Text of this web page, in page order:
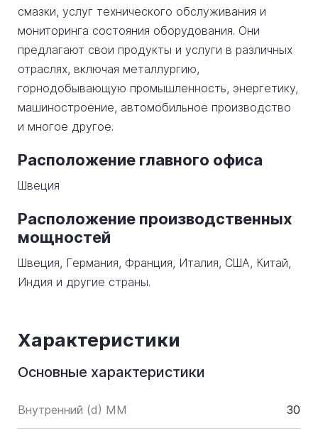
смазки, услуг технического обслуживания и
мониторинга состояния оборудования. Они
предлагают свои продукты и услуги в различных
отраслях, включая металлургию,
горнодобывающую промышленность, энергетику,
машиностроение, автомобильное производство
и многое другое.
Расположение главного офиса
Швеция
Расположение производственных
мощностей
Швеция, Германия, Франция, Италия, США, Китай,
Индия и другие страны.
Характеристики
Основные характеристики
Внутренний (d) ММ 30